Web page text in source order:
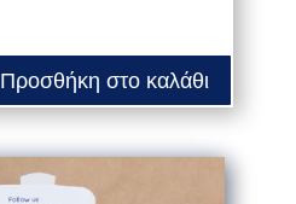
Προσθήκη στο καλάθι